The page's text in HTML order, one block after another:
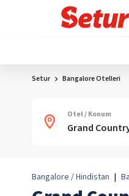
Setur Bangalore Otelleri
Otel / Konum
Bangalore / Hindistan |